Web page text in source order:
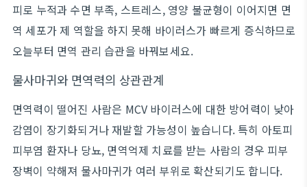
피로 누적과 수면 부족, 스트레스, 영양 불균형이 이어지면 면
역 세포가 제 역할을 하지 못해 바이러스가 빠르게 증식하므로
오늘부터 면역 관리 습관을 바꿔보세요.
물사마귀와 면역력의 상관관계
면역력이 떨어진 사람은 MCV 바이러스에 대한 방어력이 낮아
감염이 장기화되거나 재발할 가능성이 높습니다. 특히 아토피
피부염 환자나 당뇨, 면역억제 치료를 받는 사람의 경우 피부
장벽이 약해져 물사마귀가 여러 부위로 확산되기도 합니다.